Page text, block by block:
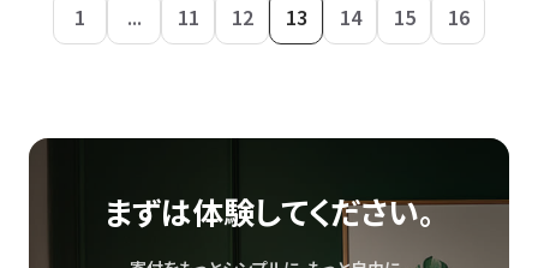
1 ... 11 12 13 14 15 16
まずは体験してください。